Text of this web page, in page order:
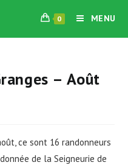
0 MENU
– Août
ce sont 16 randonneurs
de la Seigneurie de